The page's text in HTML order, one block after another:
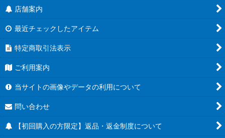
店舗案内
最近チェックしたアイテム
特定商取引法表示
ご利用案内
当サイトの画像やデータの利用について
問い合わせ
【初回購入の方限定】返品・返金制度について